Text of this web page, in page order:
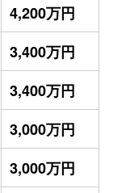
4,200万円
3,400万円
3,400万円
3,000万円
3,000万円